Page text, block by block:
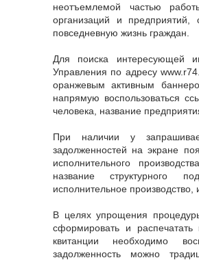
неотъемлемой частью
организаций и предприятий,
повседневную жизнь граждан.
Для поиска интересующей
Управления по адресу
оранжевым активным
напрямую воспользоваться
человека, название
При наличии у
задолженностей на экране
исполнительного
название структурного
исполнительное
В целях упрощения
сформировать и
квитанции необходимо
задолженность можно